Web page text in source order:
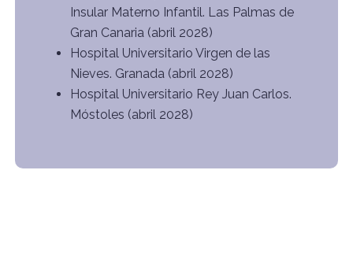
Insular Materno Infantil. Las Palmas de
Gran Canaria (abril 2028)
Hospital Universitario Virgen de las
Nieves. Granada (abril 2028)
Hospital Universitario Rey Juan Carlos.
Móstoles (abril 2028)